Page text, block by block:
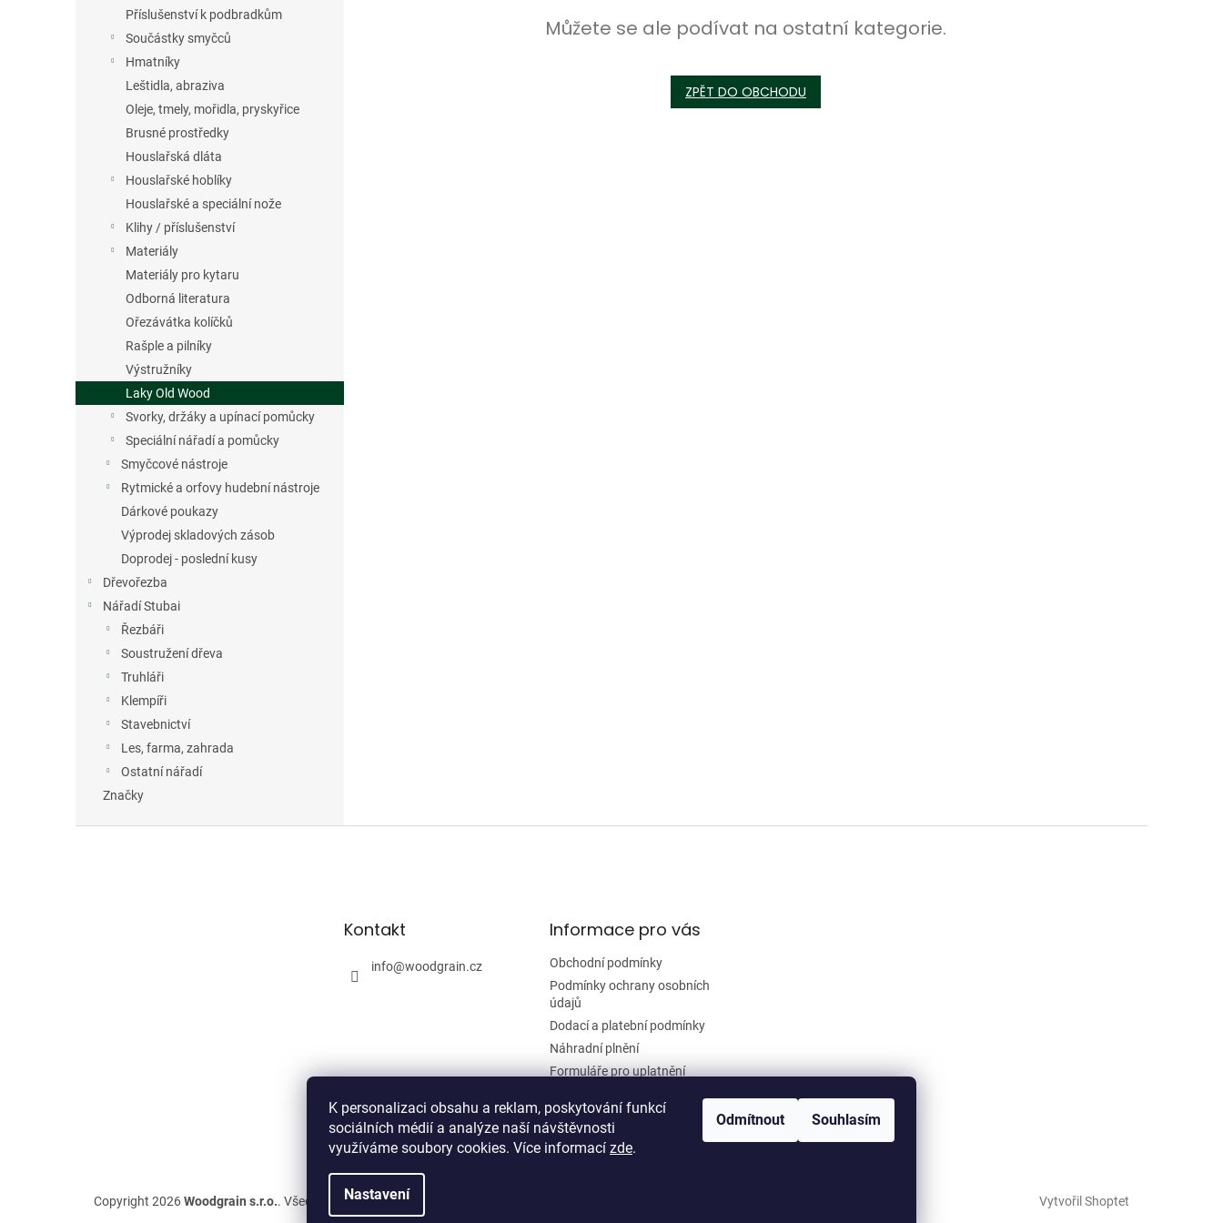
K personalizaci obsahu a reklam, poskytování funkcí
sociálních médií a analýze naší návštěvnosti
využíváme soubory cookies. Více informací zde.
Nastavení
Odmítnout Souhlasím
Příslušenství k podbradkům
Součástky smyčců
Hmatníky
Leštidla, abraziva
Oleje, tmely, mořidla, pryskyřice
Brusné prostředky
Houslařská dláta
Houslařské hoblíky
Houslařské a speciální nože
Klihy / příslušenství
Materiály
Materiály pro kytaru
Odborná literatura
Ořezávátka kolíčků
Rašple a pilníky
Výstružníky
Laky Old Wood
Svorky, držáky a upínací pomůcky
Speciální nářadí a pomůcky
Smyčcové nástroje
Rytmické a orfovy hudební nástroje
Dárkové poukazy
Výprodej skladových zásob
Doprodej - poslední kusy
Dřevořezba
Nářadí Stubai
Řezbáři
Soustružení dřeva
Truhláři
Klempíři
Stavebnictví
Les, farma, zahrada
Ostatní nářadí
Značky
Můžete se ale podívat na ostatní kategorie.
ZPĚT DO OBCHODU
Kontakt
info@woodgrain.cz
Informace pro vás
Obchodní podmínky
Podmínky ochrany osobních
údajů
Dodací a platební podmínky
Náhradní plnění
Formuláře pro uplatnění
smlouvy
Moje objednávka
Vytvořil Shoptet
Copyright 2026Woodgrain s.r.o.. Všechna práva vyhrazena.